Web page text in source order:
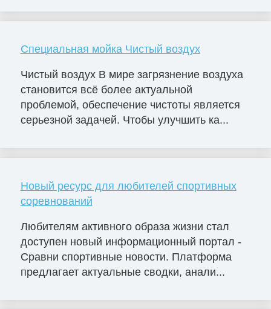
Специальная мойка Чистый воздух
Чистый воздух В мире загрязнение воздуха
становится всё более актуальной
проблемой, обеспечение чистоты является
серьезной задачей. Чтобы улучшить ка...
Новый ресурс для любителей спортивных
соревнований
Любителям активного образа жизни стал
доступен новый информационный портал -
Сравни спортивные новости. Платформа
предлагает актуальные сводки, анали...